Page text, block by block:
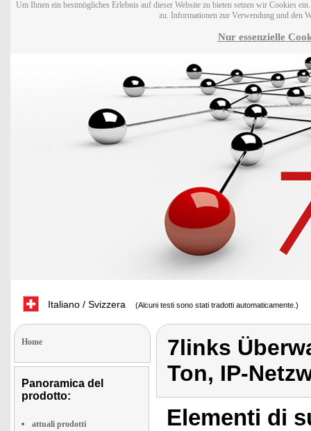
Um Ihnen ein bestmögliches Erlebnis auf dieser Website zu bieten setzen wir Cookies
zu. Informationen zur Verwendung und den
Nur essenzielle
Italiano / Svizzera (Alcuni testi sono stati tradotti automaticamente.)
Home
Panoramica del
prodotto:
attuali prodotti
7links
Ton, IP-
Elementi di